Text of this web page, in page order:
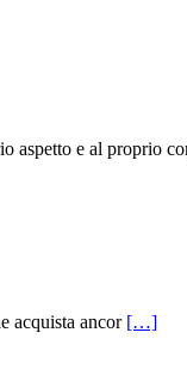
aspetto e al proprio
acquista ancor […]